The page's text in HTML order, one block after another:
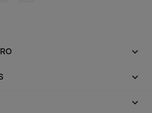


